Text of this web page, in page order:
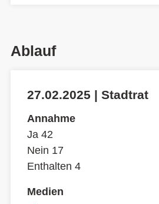
Ablauf
27.02.2025 | Stadtrat
Annahme
Ja 42
Nein 17
Enthalten 4
Medien